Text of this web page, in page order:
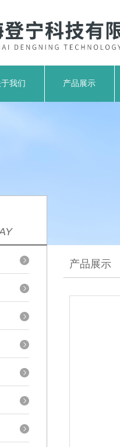
我们 产品展示
产品展示